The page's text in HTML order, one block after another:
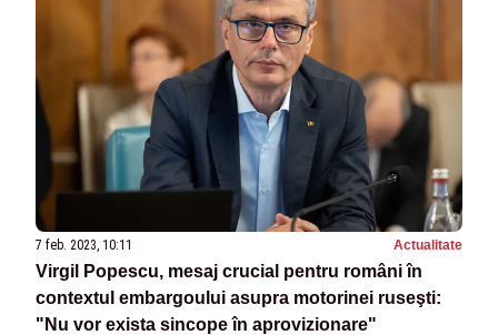
7 feb. 2023, 10:11 Actualitate
Virgil Popescu, mesaj crucial pentru români în
contextul embargoului asupra motorinei ruseşti:
"Nu vor exista sincope în aprovizionare"